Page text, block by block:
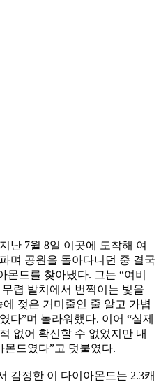
난 7월 8일 이곳에 도착해 여
며 공원을 돌아다니던 중 결국
드를 찾아냈다. 그는 “여비
렵 발치에서 번쩍이는 빛을
젖은 거미줄인 줄 알고 가볍
다”며 놀라워했다. 이어 “실제
없어 확신할 수 없었지만 내
몬드였다”고 덧붙였다.
감정한 이 다이아몬드는 2.3캐